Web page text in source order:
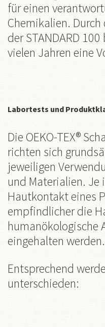
für einen
Chemikalien.
der STANDARD 100
vielen Jahren eine
Labortests und
Die OEKO-TEX®
richten sich
jeweiligen
und Materialien. Je
Hautkontakt eines
empfindlicher die
humanökologische
eingehalten werden.
Entsprechend
unterschieden: